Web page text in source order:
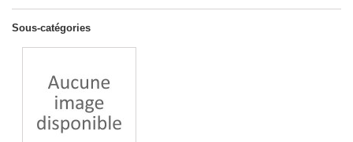
Sous-catégories